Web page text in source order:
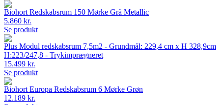
Biohort Redskabsrum 150 Mørke Grå Metallic
5.860 kr.
Se produkt
Plus Modul redskabsrum 7,5m2 - Grundmål: 229,4 cm x H 328,9cm
H:223/247,8 - Trykimprægneret
15.499 kr.
Se produkt
Biohort Europa Redskabsrum 6 Mørke Grøn
12.189 kr.